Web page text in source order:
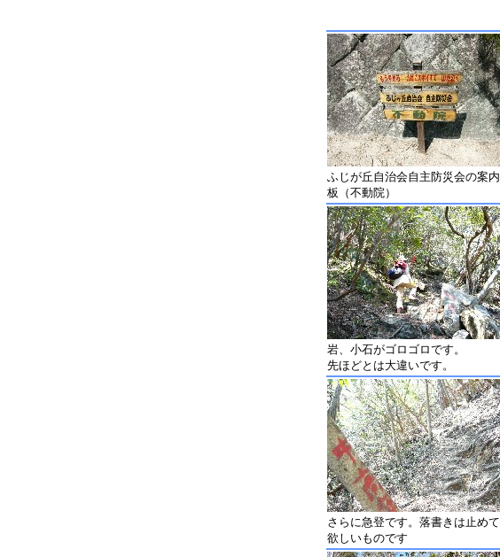
ふじが丘自治会自主防災会の案内
板（不動院）
岩、小石がゴロゴロです。
先ほどとは大違いです。
さらに急登です。落書きは止めて
欲しいものです